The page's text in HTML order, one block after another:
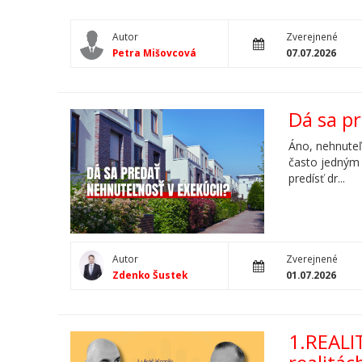
Autor
Petra Mišovcová
Zverejnené
07.07.2026
Dá sa
Áno,
často
predísť dr...
Autor
Zdenko Šustek
Zverejnené
01.07.2026